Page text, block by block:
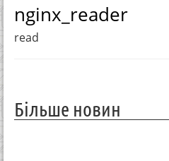
nginx_reader
read
Більше новин